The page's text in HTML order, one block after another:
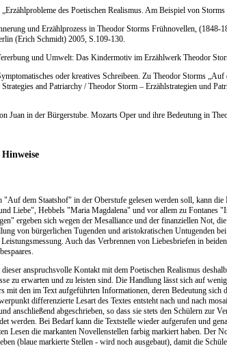
des Poetischen Realismus. Am Beispiel von
und Erzählprozess in Theodor Storms Frühnovellen,
(Erich Schmidt) 2005, S.109-130.
und Umwelt: Das Kindermotiv im Erzählwerk Theodor
oder kreatives Schreibeen. Zu Theodor Storms
and Patriarchy / Theodor Storm – Erzählstrategien und
Juan in der Bürgerstube. Mozarts Oper und ihre Bedeutung in
"Auf dem Staatshof" in der Oberstufe gelesen werden soll, kann
Liebe", Hebbels "Maria Magdalena" und vor allem zu Fontanes
ergeben sich wegen der Mesalliance und der finanziellen Not,
von bürgerlichen Tugenden und aristokratischen Untugenden
Auch das Verbrennen von Liebesbriefen in
anspruchsvolle Kontakt mit dem Poetischen Realismus
zu erwarten und zu leisten sind. Die Handlung lässt sich auf
mit den im Text aufgeführten Informationen, deren Bedeutung
differenzierte Lesart des Textes entsteht nach und nach
anschließend abgeschrieben, so dass sie stets den Schülern zur
werden. Bei Bedarf kann die Textstelle wieder aufgerufen und
Lesen die markanten Novellenstellen farbig markiert haben. Der
(blaue markierte Stellen - wird noch ausgebaut), damit die